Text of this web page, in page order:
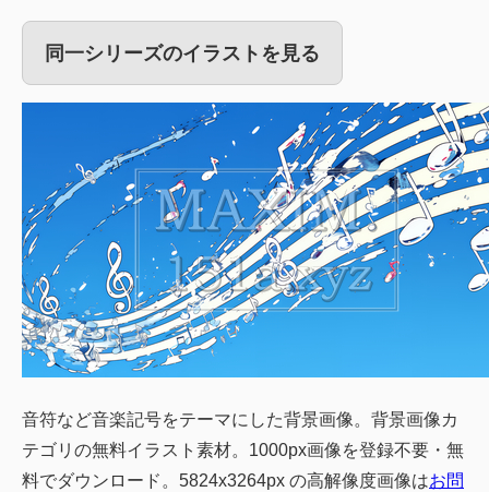
同一シリーズのイラストを見る
音符など音楽記号をテーマにした背景画像。背景画像カ
テゴリの無料イラスト素材。1000px画像を登録不要・無
料でダウンロード。5824x3264px の高解像度画像はお問